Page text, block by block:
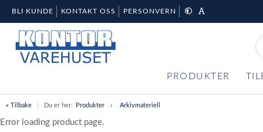
BLI KUNDE KONTAKT OSS PERSONVERN
PRODUKTER
« Tilbake Du er her: Produkter Arkivmateriell
Error loading product page.